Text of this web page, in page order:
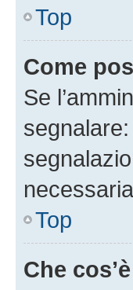
Top
Come
Se
Top
Che